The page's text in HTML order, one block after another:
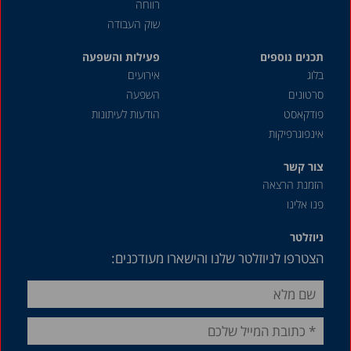
רווחה
שוק העבודה
תכנים נוספים
בלוג
סרטונים
פודקאסט
אינפוגרפיקות
פעילות והשפעה
אירועים
השפעה
הודעות לעיתונות
צור קשר
הזמנת הרצאה
פנו אלינו
ניוזלטר
הצטרפו לניוזלטר שלנו והישארו מעודכנים: